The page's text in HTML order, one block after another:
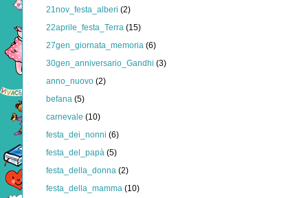
21nov_festa_alberi (2)
22aprile_festa_Terra (15)
27gen_giornata_memoria (6)
30gen_anniversario_Gandhi (3)
anno_nuovo (2)
befana (5)
carnevale (10)
festa_dei_nonni (6)
festa_del_papà (5)
festa_della_donna (2)
festa_della_mamma (10)